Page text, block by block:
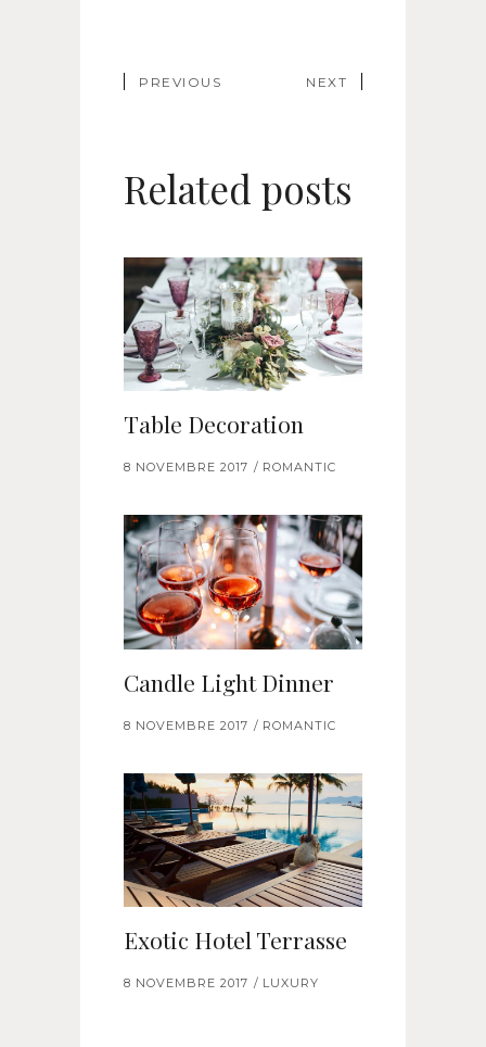
PREVIOUS NEXT
Related posts
Table Decoration
8 NOVEMBRE 2017 ROMANTIC
Candle Light Dinner
8 NOVEMBRE 2017 ROMANTIC
Exotic Hotel Terrasse
8 NOVEMBRE 2017 LUXURY